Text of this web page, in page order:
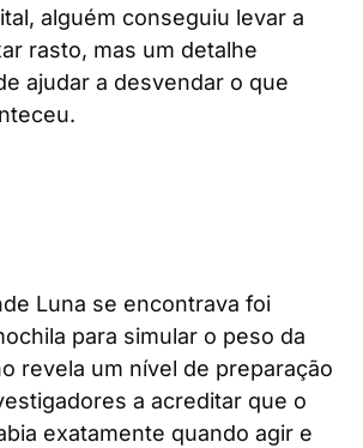
alguém conseguiu levar a
rasto, mas um detalhe
ajudar a desvendar o que
Luna se encontrava foi
para simular o peso da
revela um nível de preparação
a acreditar que o
exatamente quando agir e